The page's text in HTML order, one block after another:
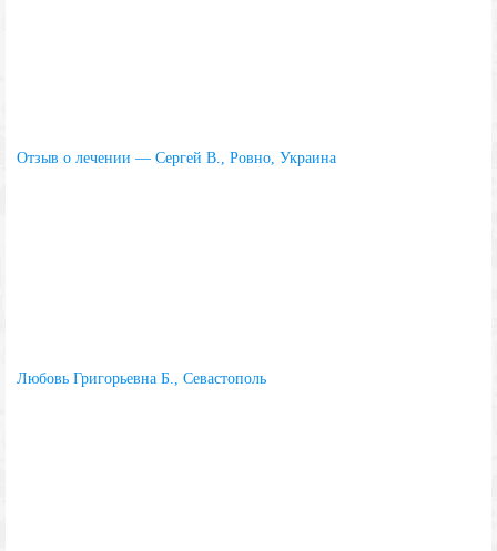
Отзыв о лечении — Сергей В., Ровно, Украина
Любовь Григорьевна Б., Севастополь